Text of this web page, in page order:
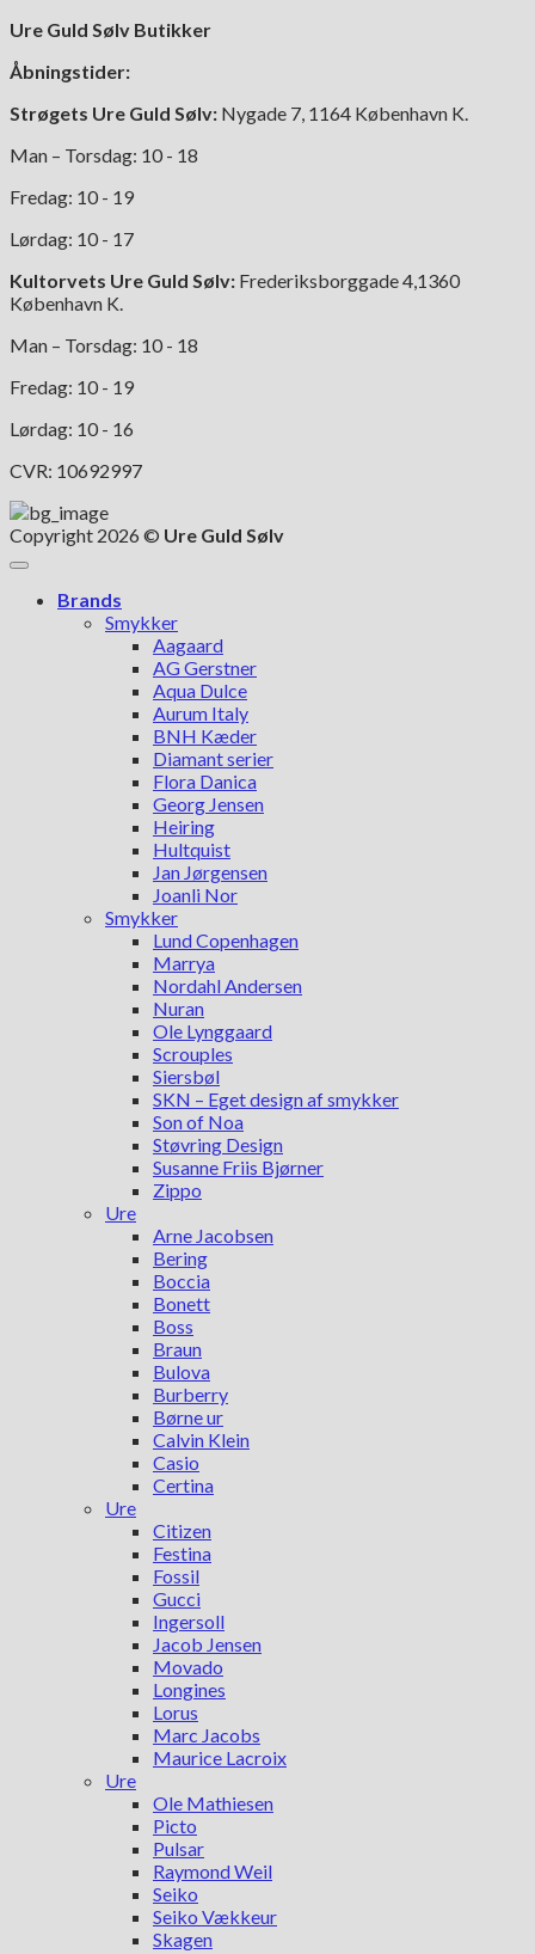
Ure Guld Sølv Butikker
Åbningstider:
Strøgets Ure Guld Sølv: Nygade 7, 1164 København K.
Man – Torsdag: 10 - 18
Fredag: 10 - 19
Lørdag: 10 - 17
Kultorvets Ure Guld Sølv: Frederiksborggade 4,1360
København K.
Man – Torsdag: 10 - 18
Fredag: 10 - 19
Lørdag: 10 - 16
CVR: 10692997
Copyright 2026 © Ure Guld Sølv
Brands
Smykker
Aagaard
AG Gerstner
Aqua Dulce
Aurum Italy
BNH Kæder
Diamant serier
Flora Danica
Georg Jensen
Heiring
Hultquist
Jan Jørgensen
Joanli Nor
Smykker
Lund Copenhagen
Marrya
Nordahl Andersen
Nuran
Ole Lynggaard
Scrouples
Siersbøl
SKN – Eget design af smykker
Son of Noa
Støvring Design
Susanne Friis Bjørner
Zippo
Ure
Arne Jacobsen
Bering
Boccia
Bonett
Boss
Braun
Bulova
Burberry
Børne ur
Calvin Klein
Casio
Certina
Ure
Citizen
Festina
Fossil
Gucci
Ingersoll
Jacob Jensen
Movado
Longines
Lorus
Marc Jacobs
Maurice Lacroix
Ure
Ole Mathiesen
Picto
Pulsar
Raymond Weil
Seiko
Seiko Vækkeur
Skagen